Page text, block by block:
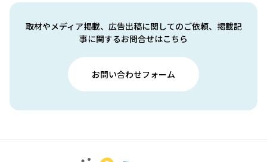
取材やメディア掲載、広告出稿に関してのご依頼、掲載記
事に関するお問合せはこちら
お問い合わせフォーム